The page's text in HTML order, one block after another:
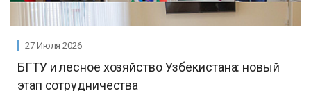
27 Июля 2026
БГТУ и лесное хозяйство Узбекистана: новый
этап сотрудничества